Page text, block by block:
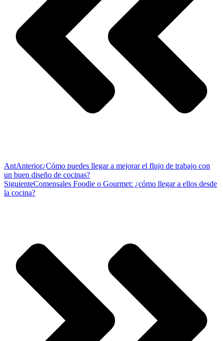
AntAnterior¿Cómo puedes llegar a mejorar el flujo de trabajo con
un buen diseño de cocinas?
SiguienteComensales Foodie o Gourmet: ¿cómo llegar a ellos desde
la cocina?